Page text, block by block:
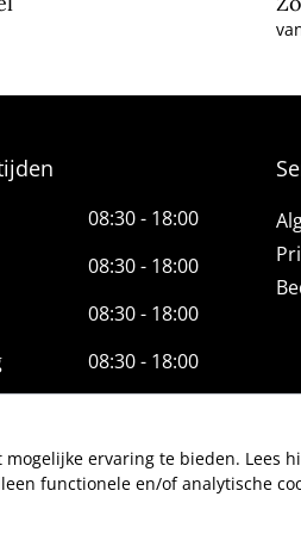
08:30 - 18:00
08:30 - 18:00
08:30 - 18:00
08:30 - 18:00
08:30 - 17:00
ervaring te bieden. Lees
functionele en/of analytische